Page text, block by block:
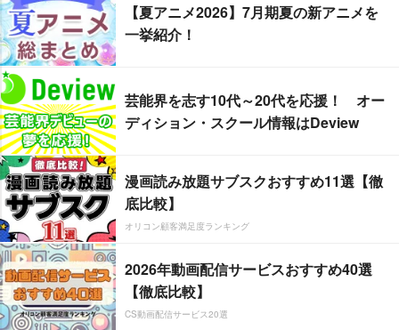
【夏アニメ2026】7月期夏の新アニメを
一挙紹介！
芸能界を志す10代～20代を応援！ オー
ディション・スクール情報はDeview
漫画読み放題サブスクおすすめ11選【徹
底比較】
オリコン顧客満足度ランキング
2026年動画配信サービスおすすめ40選
【徹底比較】
CS動画配信サービス20選